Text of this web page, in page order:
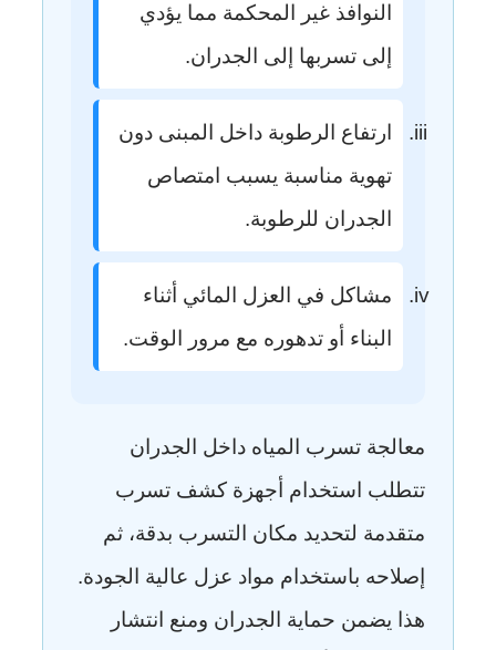
النوافذ غير المحكمة مما يؤدي
إلى تسربها إلى الجدران.
ارتفاع الرطوبة داخل المبنى دون
تهوية مناسبة يسبب امتصاص
الجدران للرطوبة.
مشاكل في العزل المائي أثناء
البناء أو تدهوره مع مرور الوقت.
معالجة تسرب المياه داخل الجدران
تتطلب استخدام أجهزة كشف تسرب
متقدمة لتحديد مكان التسرب بدقة، ثم
إصلاحه باستخدام مواد عزل عالية الجودة.
هذا يضمن حماية الجدران ومنع انتشار